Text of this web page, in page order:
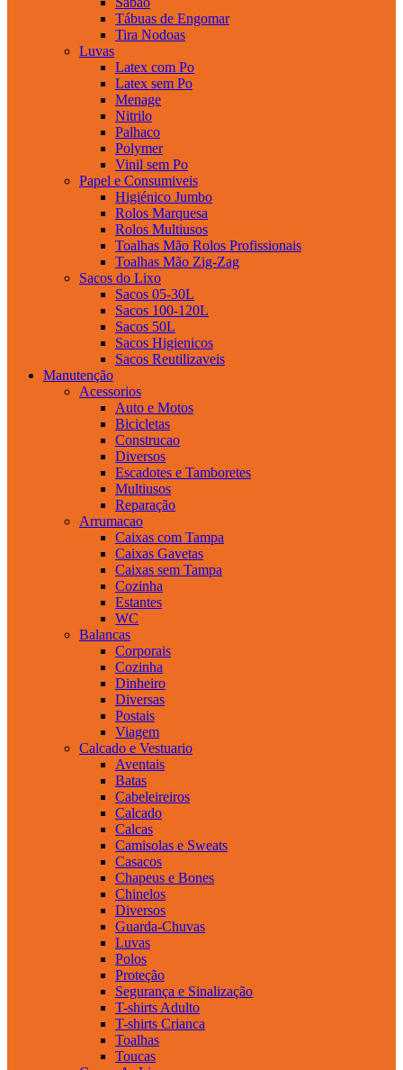
Tábuas de Engomar
Tira Nodoas
Luvas
Latex com Po
Latex sem Po
Menage
Nitrilo
Palhaco
Polymer
Vinil sem Po
Papel e Consumiveis
Higiénico Jumbo
Rolos Marquesa
Rolos Multiusos
Toalhas Mão Rolos Profissionais
Toalhas Mão Zig-Zag
Sacos do Lixo
Sacos 05-30L
Sacos 100-120L
Sacos 50L
Sacos Higienicos
Sacos Reutilizaveis
Manutenção
Acessorios
Auto e Motos
Bicicletas
Construcao
Diversos
Escadotes e Tamboretes
Multiusos
Reparação
Arrumacao
Caixas com Tampa
Caixas Gavetas
Caixas sem Tampa
Cozinha
Estantes
WC
Balancas
Corporais
Cozinha
Dinheiro
Diversas
Postais
Viagem
Calcado e Vestuario
Aventais
Batas
Cabeleireiros
Calcado
Calcas
Camisolas e Sweats
Casacos
Chapeus e Bones
Chinelos
Diversos
Guarda-Chuvas
Luvas
Polos
Proteção
Segurança e Sinalização
T-shirts Adulto
T-shirts Crianca
Toalhas
Toucas